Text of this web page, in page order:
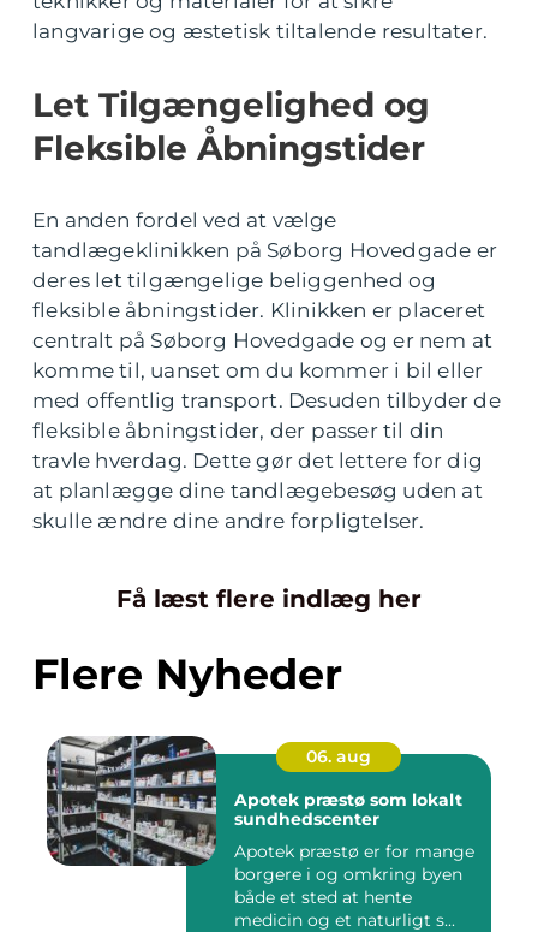
langvarige og æstetisk tiltalende resultater.
Let Tilgængelighed og
Fleksible Åbningstider
En anden fordel ved at vælge
tandlægeklinikken på Søborg Hovedgade er
deres let tilgængelige beliggenhed og
fleksible åbningstider. Klinikken er placeret
centralt på Søborg Hovedgade og er nem at
komme til, uanset om du kommer i bil eller
med offentlig transport. Desuden tilbyder de
fleksible åbningstider, der passer til din
travle hverdag. Dette gør det lettere for dig
at planlægge dine tandlægebesøg uden at
skulle ændre dine andre forpligtelser.
Få læst flere indlæg her
Flere Nyheder
06. aug
Apotek præstø som lokalt
sundhedscenter
Apotek præstø er for mange
borgere i og omkring byen
både et sted at hente
medicin og et naturligt s...